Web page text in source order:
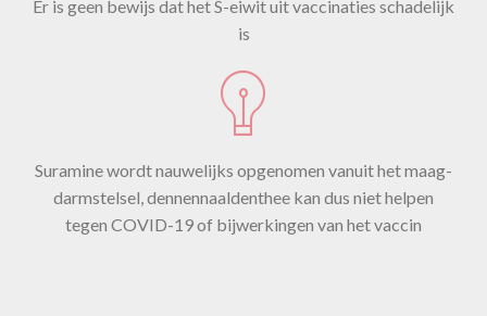
Er is geen bewijs dat het S-eiwit uit vaccinaties schadelijk
is
Suramine wordt nauwelijks opgenomen vanuit het maag-
darmstelsel, dennennaaldenthee kan dus niet helpen
tegen COVID-19 of bijwerkingen van het vaccin